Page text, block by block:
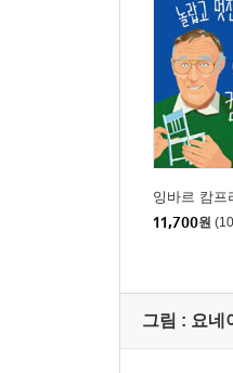
잉바르 캄프
11,700원
그림 : 요네